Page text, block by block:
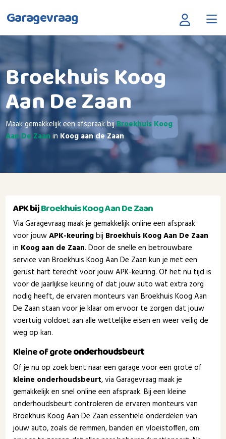
Garagevraag
Broekhuis Koog
Aan De Zaan
Maak gemakkelijk een afspraak bijBroekhuis Koog
Aan De Zaan in Koog aan de Zaan
APK bijBroekhuis Koog Aan De Zaan
Via Garagevraag maak je gemakkelijk online een afspraak
voor jouwAPK-keuringbij Broekhuis Koog Aan De Zaan
in Koog aan de Zaan. Door de snelle en betrouwbare
service van Broekhuis Koog Aan De Zaan kun je met een
gerust hart terecht voor jouw APK-keuring. Of het nu tijd is
voor de jaarlijkse keuring of dat jouw auto wat extra zorg
nodig heeft, de ervaren monteurs van Broekhuis Koog Aan
De Zaan staan voor je klaar om ervoor te zorgen dat jouw
voertuig voldoet aan alle wettelijke eisen en weer veilig de
weg op kan.
Kleine of groteonderhoudsbeurt
Of je nu op zoek bent naar een garage voor een grote of
kleine onderhoudsbeurt, via Garagevraag maak je
gemakkelijk en snel online een afspraak. Bij een kleine
onderhoudsbeurt controleren de ervaren monteurs van
Broekhuis Koog Aan De Zaan essentiële onderdelen van
jouw auto, zoals de remmen, banden en vloeistoffen, om